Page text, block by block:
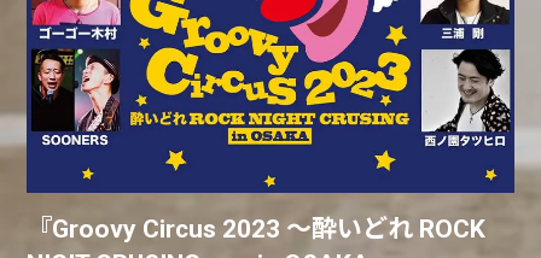
『Groovy Circus 2023 ～酔いどれ ROCK